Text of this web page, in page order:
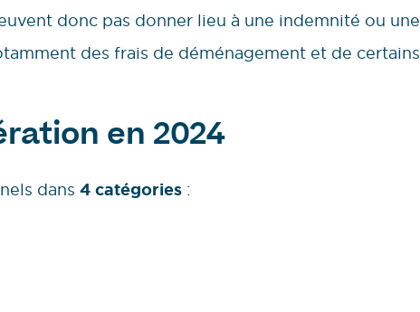
donc pas donner lieu à une indemnité ou une
des frais de déménagement et de certains
en 2024
dans 4 catégories :